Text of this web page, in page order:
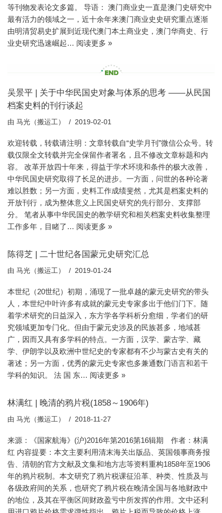
等刊物发表论文多篇。 导语： 澳门商业史一直是澳门史研究中
最有活力的领域之一，近十余年来澳门商业史史研究重点逐渐
由明清贸易史扩展到近现代澳门本土商业史，澳门华商史、行
业史研究迅速崛起… 阅读更多 »
吴景平 | 关于中华民国史对象与体系的思考 ——从民国
档案史料的刊行谈起
由 马光（搬运工） 2019-02-01
欢迎转载，转载请注明：文章转载自“史学月刊”微信公众号。转
载仅限全文转载并完全保留作者署名，且不修改文章标题和内
容。 改革开放四十年来，得益于学术环境和条件的极大改善，
中华民国史研究取得了长足的进步。一方面，问世的各种论著
难以胜数；另一方面，史料工作成绩斐然，尤其是档案史料的
开放刊行，成为整体意义上民国史研究的先行部分、支撑部
分。 笔者从事中华民国史的教学研究和相关档案史料收集整理
工作多年，目睹了… 阅读更多 »
陈得芝 | 二十世纪各国蒙元史研究汇总
由 马光（搬运工） 2019-01-24
本世纪（20世纪）初期，涌现了一批卓越的蒙元史研究的带头
人，本世纪中叶许多有成就的蒙元史专家多出于他们门下。随
着学术研究的日益深入，东方学各学科析分愈细，学者们的研
究领域更加专门化。但由于蒙元史涉及的民族甚多，地域甚
广，因而又具有多学科的特点。一方面，汉学、蒙古学、藏
学、伊朗学以及欧洲中世纪史的专家都有不少与蒙古史有关的
著述；另一方面，优秀的蒙元史专家也多兼通数门语言和若干
学科的知识。 法 国 东… 阅读更多 »
林满红 | 晚清的鸦片税(1858～1906年)
由 马光（搬运工） 2018-11-27
来源：《国家航海》(沪)2016年第2016第16辑期 作者：林满
红 内容提要：本文主要利用清末海关出版品、英国领事商务报
告、清朝的官方文献及文集和地方志等资料重构1858年至1906
年的鸦片税制。本文研究了鸦片税课征沿革、种类、性质及与
各级政府间的关系，也研究了鸦片税在晚清全国与各地财政中
的地位，及其在平衡区间财政盈亏中所发挥的作用。文中还利